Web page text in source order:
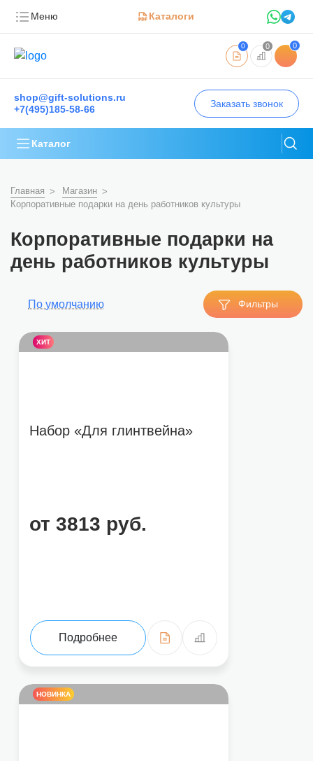
Меню Каталоги
0 0 0
shop@gift-solutions.ru
+7(495)185-58-66
Заказать звонок
Каталог
Главная
Магазин
Корпоративные подарки на день работников культуры
Корпоративные подарки на
день работников культуры
По умолчанию Фильтры
ХИТ
Набор «Для глинтвейна»
от 3813 руб.
Подробнее
НОВИНКА